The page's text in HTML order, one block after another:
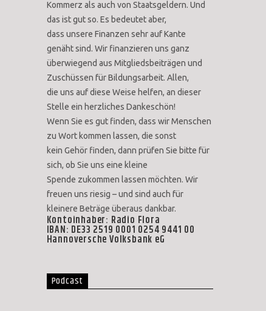
Kommerz als auch von Staatsgeldern. Und
das ist gut so. Es bedeutet aber,
dass unsere Finanzen sehr auf Kante
genäht sind. Wir finanzieren uns ganz
überwiegend aus Mitgliedsbeiträgen und
Zuschüssen für Bildungsarbeit. Allen,
die uns auf diese Weise helfen, an dieser
Stelle ein herzliches Dankeschön!
Wenn Sie es gut finden, dass wir Menschen
zu Wort kommen lassen, die sonst
kein Gehör finden, dann prüfen Sie bitte für
sich, ob Sie uns eine kleine
Spende zukommen lassen möchten. Wir
freuen uns riesig – und sind auch für
kleinere Beträge überaus dankbar.
Kontoinhaber: Radio Flora
IBAN: DE33 2519 0001 0254 9441 00
Hannoversche Volksbank eG
Podcast